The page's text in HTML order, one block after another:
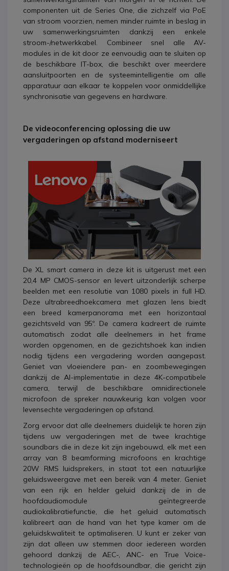
componenten uit de Series One, die zichzelf via PoE
van stroom voorzien, nemen minder ruimte in beslag in
uw samenwerkingsruimten dankzij een enkele
stroom-/netwerkkabel. Combineer snel alle AV-
modules in de kit door ze eenvoudig aan te sluiten op
de beschikbare IT-box, die beschikt over meerdere
aansluitpoorten en de systeemintelligentie om alle
apparatuur aan elkaar te koppelen voor onmiddellijke
synchronisatie van gegevens en hardware.
De videoconferencing oplossing die uw
vergaderingen op afstand moderniseert
De XL smart camera in deze kit is uitgerust met een
20,4 MP CMOS-sensor en levert uitzonderlijk scherpe
beelden met een resolutie van 1080 pixels in full HD.
Deze ultrabreedhoekcamera met glazen lens biedt
een breed kamerpanorama met een horizontaal
gezichtsveld van 95º. De camera kadreert de ruimte
automatisch zodat alle deelnemers in het frame
worden opgenomen, en de gezichtshoek kan indien
nodig tijdens een vergadering worden aangepast.
Geniet van vloeiendere pan- en zoombewegingen
dankzij de AI-implementatie in deze 4K-compatibele
camera, terwijl de beschikbare omnidirectionele
microfoon de spreker nauwkeurig kan volgen voor
levensechte vergaderingen op afstand.
Zorg ervoor dat alle deelnemers duidelijk te horen zijn
tijdens uw vergaderingen met de twee krachtige
soundbars die in deze kit zijn ingebouwd, elk met een
array van 8 beamforming microfoons en krachtige
20W RMS luidsprekers, in staat tot een natuurlijke
geluidsweergave met een bereik van 4 meter. Geniet
van een rijk en helder geluid dankzij de in de
hoofdaudiomodule geïntegreerde
audiokalibratiefunctie, die het geluid automatisch
kalibreert aan de hand van het type kamer om de
geluidskwaliteit te optimaliseren. U kunt er zeker van
zijn dat alleen uw stemmen door iedereen worden
gehoord dankzij de AEC-, ANC- en True Voice-
technologieën op de hoofdsoundbar, die gericht zijn